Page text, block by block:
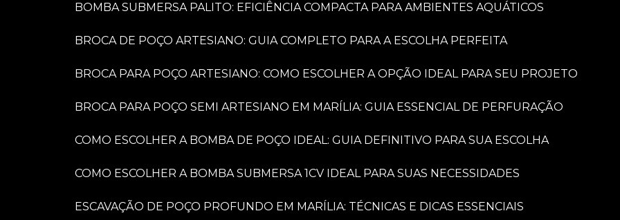
BOMBA SUBMERSA PALITO: EFICIÊNCIA COMPACTA PARA AMBIENTES AQUÁTICOS
BROCA DE POÇO ARTESIANO: GUIA COMPLETO PARA A ESCOLHA PERFEITA
BROCA PARA POÇO ARTESIANO: COMO ESCOLHER A OPÇÃO IDEAL PARA SEU PROJETO
BROCA PARA POÇO SEMI ARTESIANO EM MARÍLIA: GUIA ESSENCIAL DE PERFURAÇÃO
COMO ESCOLHER A BOMBA DE POÇO IDEAL: GUIA DEFINITIVO PARA SUA ESCOLHA
COMO ESCOLHER A BOMBA SUBMERSA 1CV IDEAL PARA SUAS NECESSIDADES
ESCAVAÇÃO DE POÇO PROFUNDO EM MARÍLIA: TÉCNICAS E DICAS ESSENCIAIS